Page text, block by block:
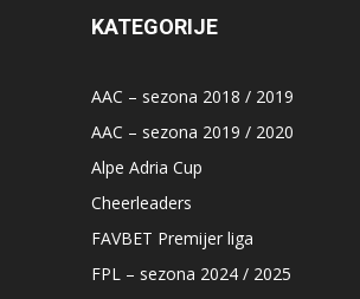
KATEGORIJE
AAC – sezona 2018 / 2019
AAC – sezona 2019 / 2020
Alpe Adria Cup
Cheerleaders
FAVBET Premijer liga
FPL – sezona 2024 / 2025